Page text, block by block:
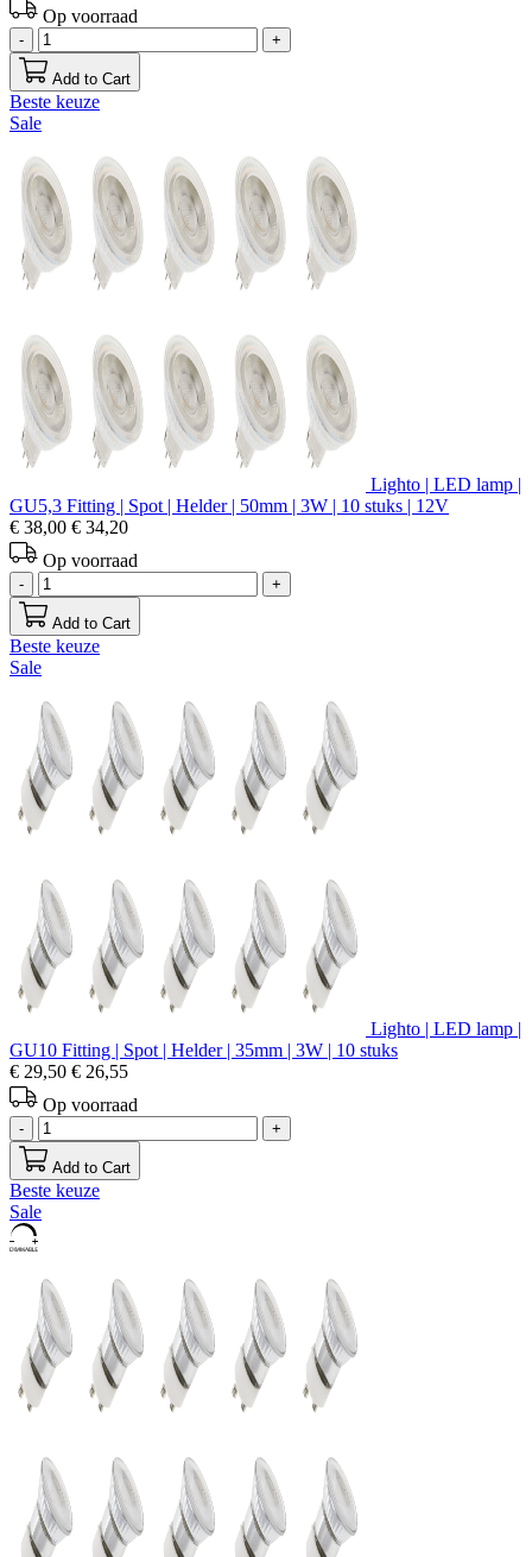
Op voorraad
- +
Add to Cart
Beste keuze
Sale
Lighto | LED lamp |
GU5,3 Fitting | Spot | Helder | 50mm | 3W | 10 stuks | 12V
€ 38,00 € 34,20
Op voorraad
- +
Add to Cart
Beste keuze
Sale
Lighto | LED lamp |
GU10 Fitting | Spot | Helder | 35mm | 3W | 10 stuks
€ 29,50 € 26,55
Op voorraad
- +
Add to Cart
Beste keuze
Sale